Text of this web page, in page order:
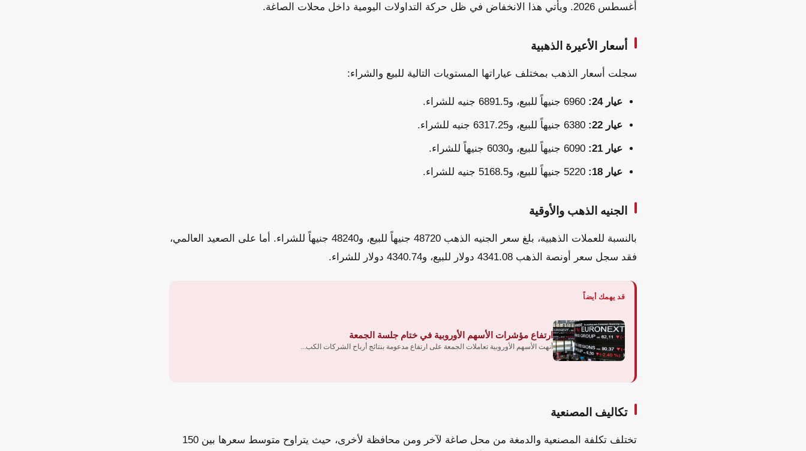
أغسطس 2026. ويأتي هذا الانخفاض في ظل حركة التداولات اليومية داخل محلات الصاغة.
أسعار الأعيرة الذهبية
سجلت أسعار الذهب بمختلف عياراتها المستويات التالية للبيع والشراء:
عيار 24:
عيار 22:
عيار 21:
عيار 18:
الجنيه الذهب والأوقية
بالنسبة للعملات الذهبية، بلغ سعر الجنيه الذهب 48720 جنيهاً للبيع، و48240 جنيهاً للشراء. أما على الصعيد العالمي،
فقد سجل سعر أونصة الذهب 4341.08 دولار للبيع، و4340.74 دولار للشراء.
قد يهمك أيضاً
ارتفاع مؤشرات الأسهم الأوروبية في ختام جلسة الجمعة
أنهت الأسهم الأوروبية تعاملات الجمعة على ارتفاع مدعومة بنتائج أرباح الشركات الكب...
تكاليف المصنعية
تختلف تكلفة المصنعية والدمغة من محل صاغة لآخر ومن محافظة لأخرى، حيث يتراوح متوسط سعرها بين 150